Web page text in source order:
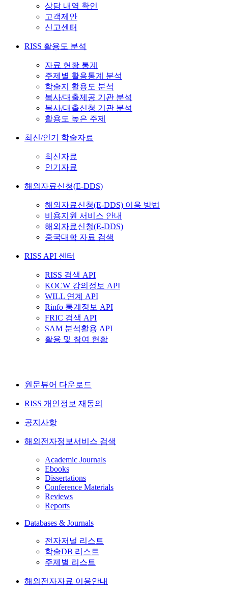
상담 내역 확인
고객제안
신고센터
RISS 활용도 분석
자료 현황 통계
주제별 활용통계 분석
학술지 활용도 분석
복사/대출제공 기관 분석
복사/대출신청 기관 분석
활용도 높은 주제
최신/인기 학술자료
최신자료
인기자료
해외자료신청(E-DDS)
해외자료신청(E-DDS) 이용 방법
비용지원 서비스 안내
해외자료신청(E-DDS)
중국대학 자료 검색
RISS API 센터
RISS 검색 API
KOCW 강의정보 API
WILL 연계 API
Rinfo 통계정보 API
FRIC 검색 API
SAM 분석활용 API
활용 및 참여 현황
원문뷰어 다운로드
RISS 개인정보 재동의
공지사항
해외전자정보서비스 검색
Academic Journals
Ebooks
Dissertations
Conference Materials
Reviews
Reports
Databases & Journals
전자저널 리스트
학술DB 리스트
주제별 리스트
해외전자자료 이용안내